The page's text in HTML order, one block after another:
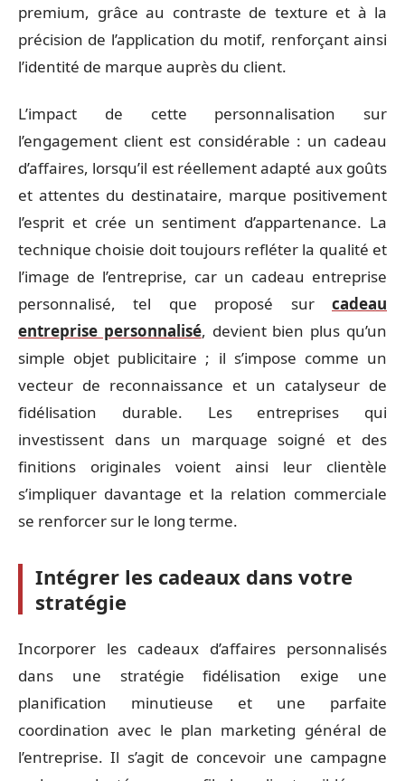
premium, grâce au contraste de texture et à la
précision de l’application du motif, renforçant ainsi
l’identité de marque auprès du client.
L’impact de cette personnalisation sur
l’engagement client est considérable : un cadeau
d’affaires, lorsqu’il est réellement adapté aux goûts
et attentes du destinataire, marque positivement
l’esprit et crée un sentiment d’appartenance. La
technique choisie doit toujours refléter la qualité et
l’image de l’entreprise, car un cadeau entreprise
personnalisé, tel que proposé sur cadeau
entreprise personnalisé, devient bien plus qu’un
simple objet publicitaire ; il s’impose comme un
vecteur de reconnaissance et un catalyseur de
fidélisation durable. Les entreprises qui
investissent dans un marquage soigné et des
finitions originales voient ainsi leur clientèle
s’impliquer davantage et la relation commerciale
se renforcer sur le long terme.
Intégrer les cadeaux dans votre
stratégie
Incorporer les cadeaux d’affaires personnalisés
dans une stratégie fidélisation exige une
planification minutieuse et une parfaite
coordination avec le plan marketing général de
l’entreprise. Il s’agit de concevoir une campagne